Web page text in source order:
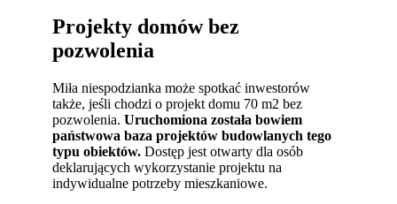
Projekty domów bez
pozwolenia
Miła niespodzianka może spotkać inwestorów
także, jeśli chodzi o projekt domu 70 m2 bez
pozwolenia.Uruchomiona została bowiem
państwowa baza projektów budowlanych tego
typu obiektów. Dostęp jest otwarty dla osób
deklarujących wykorzystanie projektu na
indywidualne potrzeby mieszkaniowe.